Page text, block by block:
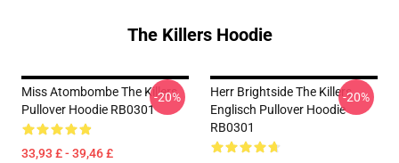
The Killers Hoodie
Miss Atombombe The Killers
Pullover Hoodie RB0301
33,93 £ - 39,46 £
-20%
Herr Brightside The Killers
Englisch Pullover Hoodie
RB0301
-20%